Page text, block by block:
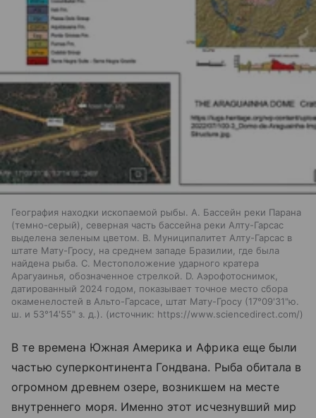
География находки ископаемой рыбы. A. Бассейн реки Парана
(темно-серый), северная часть бассейна реки Алту-Гарсас
выделена зеленым цветом. B. Муниципалитет Алту-Гарсас в
штате Мату-Гросу, на среднем западе Бразилии, где была
найдена рыба. C. Местоположение ударного кратера
Арагуаинья, обозначенное стрелкой. D. Аэрофотоснимок,
датированный 2024 годом, показывает точное место сбора
окаменелостей в Альто-Гарсасе, штат Мату-Гросу (17°09'31"ю.
ш. и 53°14'55" з. д.).
источник: https://www.sciencedirect.com/
В те времена Южная Америка и Африка еще были
частью суперконтинента Гондвана. Рыба обитала в
огромном древнем озере, возникшем на месте
внутреннего моря. Именно этот исчезнувший мир